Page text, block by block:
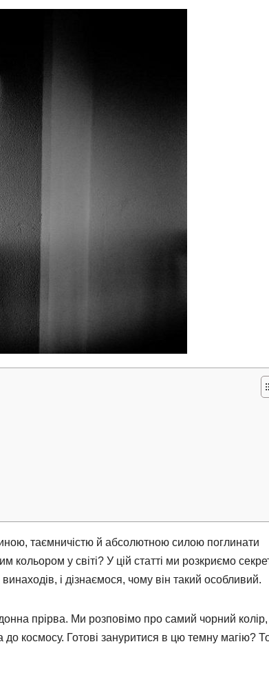
таємничістю й абсолютною силою поглинати
у світі? У цій статті ми розкриємо
і дізнаємося, чому він такий особливий.
прірва. Ми розповімо про самий чорний
космосу. Готові зануритися в цю темну магію?